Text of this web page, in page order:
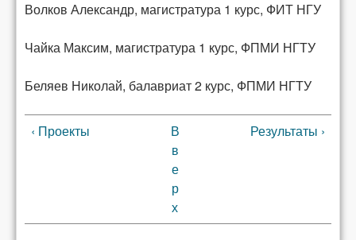
Волков Александр, магистратура 1 курс, ФИТ НГУ
Чайка Максим, магистратура 1 курс, ФПМИ НГТУ
Беляев Николай, балавриат 2 курс, ФПМИ НГТУ
‹ Проекты
В
в
е
р
х
Результаты ›